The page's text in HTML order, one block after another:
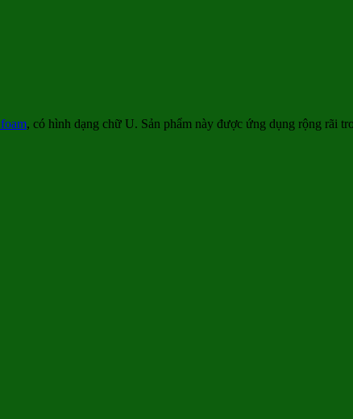
, có hình dạng chữ U. Sản phẩm này được ứng dụng rộng rãi